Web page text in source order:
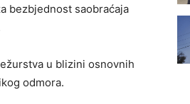
bezbjednost saobraćaja
u blizini osnovnih
odmora.